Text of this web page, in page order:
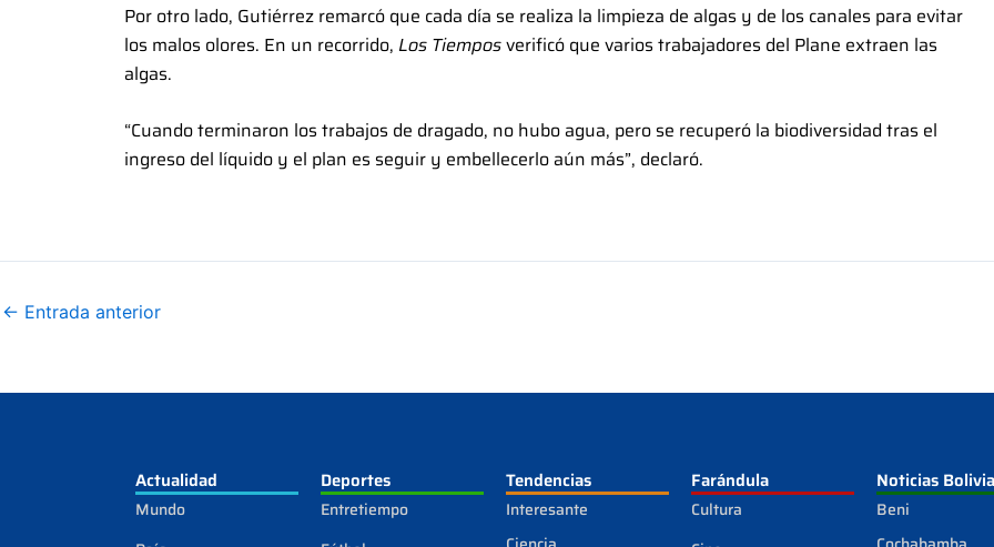
Por otro lado, Gutiérrez remarcó que cada día se realiza la limpieza de algas y de los canales para evitar
los malos olores. En un recorrido, Los Tiemposverificó que varios trabajadores del Plane extraen las
algas.
“Cuando terminaron los trabajos de dragado, no hubo agua, pero se recuperó la biodiversidad tras el
ingreso del líquido y el plan es seguir y embellecerlo aún más”, declaró.
← Entrada anterior
Actualidad
Mundo
Deportes
Entretiempo
Tendencias
Interesante
Farándula
Cultura
Noticias Bolivia
Beni